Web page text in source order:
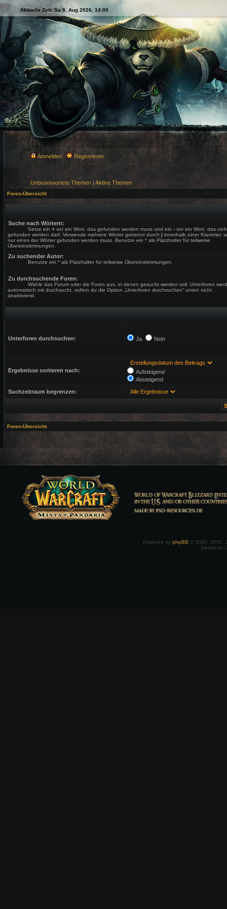
Aktuelle Zeit: Sa 8. Aug 2026, 14:00
Anmelden Registrieren
Unbeantwortete Themen | Aktive Themen
Foren-Übersicht
Suche nach Wörtern:
Setze ein + vor ein Wort, das gefunden werden muss und ein - vor ein Wort, das
gefunden werden darf. Verwende mehrere Wörter getrennt durch | innerhalb einer Klammer,
nur eines der Wörter gefunden werden muss. Benutze ein * als Platzhalter für teilweise
Übereinstimmungen.
Zu suchender Autor:
Benutze ein * als Platzhalter für teilweise Übereinstimmungen.
Zu durchsuchende Foren:
Wähle das Forum oder die Foren aus, in denen gesucht werden soll. Unterforen
automatisch mit durchsucht, sofern du die Option „Unterforen durchsuchen“ unten nicht
deaktivierst.
Unterforen durchsuchen: Ja Nein
Ergebnisse sortieren nach:
Aufsteigend
Absteigend
Suchzeitraum begrenzen:
Foren-Übersicht
Powered by phpBB © 2000, 2002,
Deutsche